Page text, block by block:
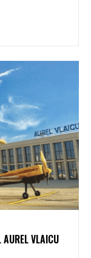
VLAICU